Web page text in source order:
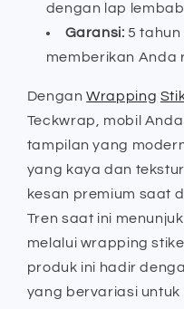
dengan lap
Garansi: 5
memberikan Anda
DenganWrapping
Teckwrap, mobil
tampilan yang
yang kaya dan
kesan premium saat
Tren saat ini
melalui wrapping
produk ini hadir
yang bervariasi untuk